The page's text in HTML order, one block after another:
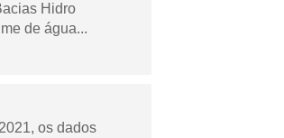
Hidro
de água...
os dados